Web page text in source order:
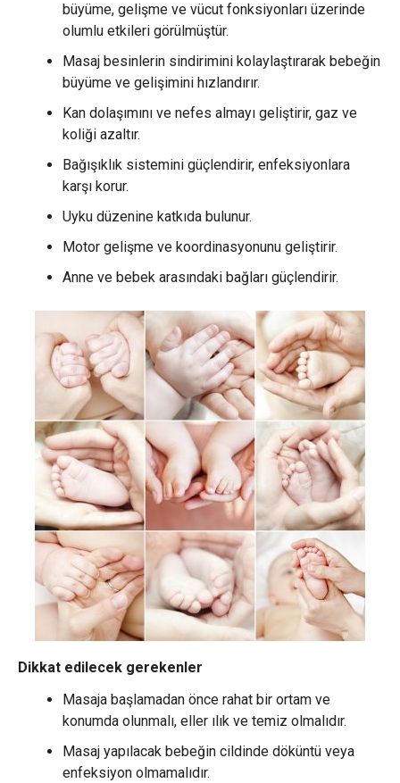
büyüme, gelişme ve vücut fonksiyonları üzerinde
olumlu etkileri görülmüştür.
Masaj besinlerin sindirimini kolaylaştırarak bebeğin
büyüme ve gelişimini hızlandırır.
Kan dolaşımını ve nefes almayı geliştirir, gaz ve
koliği azaltır.
Bağışıklık sistemini güçlendirir, enfeksiyonlara
karşı korur.
Uyku düzenine katkıda bulunur.
Motor gelişme ve koordinasyonunu geliştirir.
Anne ve bebek arasındaki bağları güçlendirir.
Dikkat edilecek gerekenler
Masaja başlamadan önce rahat bir ortam ve
konumda olunmalı, eller ılık ve temiz olmalıdır.
Masaj yapılacak bebeğin cildinde döküntü veya
enfeksiyon olmamalıdır.